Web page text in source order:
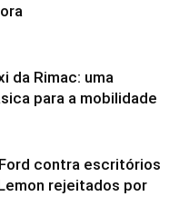
da Rimac: uma
para a mobilidade
Ford contra escritórios
rejeitados por